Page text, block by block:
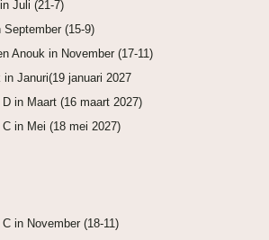
Juli (21-7)
September (15-9)
Anouk in November (17-11)
in Januri(19 januari 2027
D in Maart (16 maart 2027)
C in Mei (18 mei 2027)
C in November (18-11)